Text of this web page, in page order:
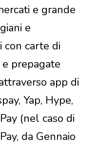
e grande
e
con carte di
prepagate
app di
Yap, Hype,
(nel caso di
da Gennaio